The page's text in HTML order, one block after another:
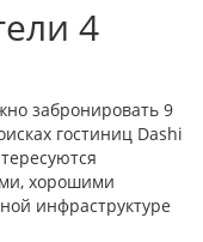
4
забронировать 9
гостиниц Dashi
хорошими
инфраструктуре